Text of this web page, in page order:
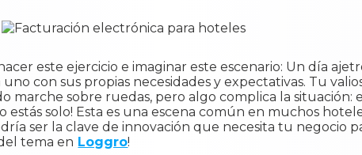
este ejercicio e imaginar este escenario: Un día
con sus propias necesidades y expectativas. Tu
marche sobre ruedas, pero algo complica la situación:
estás solo! Esta es una escena común en muchos
ser la clave de innovación que necesita tu negocio
tema en Loggro!